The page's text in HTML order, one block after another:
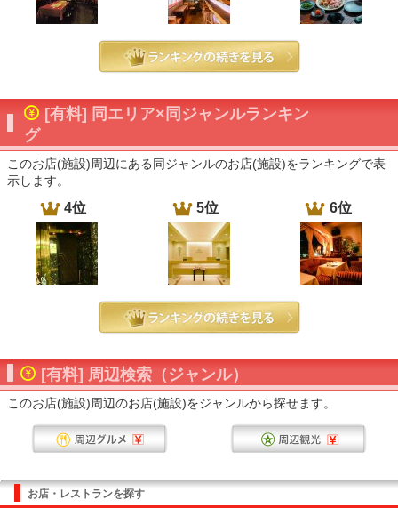
[有料] 同エリア×同ジャンルランキン
グ
このお店(施設)周辺にある同ジャンルのお店(施設)をランキングで表
示します。
4位 5位 6位
[有料] 周辺検索（ジャンル）
このお店(施設)周辺のお店(施設)をジャンルから探せます。
お店・レストランを探す